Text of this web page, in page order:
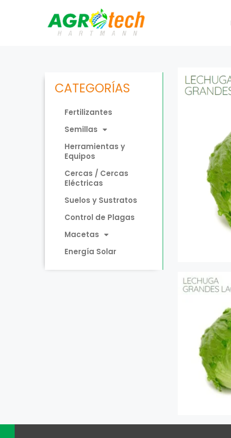
CATEGORÍAS
Fertilizantes
Semillas
Herramientas y
Equipos
Cercas / Cercas
Eléctricas
Suelos y Sustratos
Control de Plagas
Macetas
Energía Solar